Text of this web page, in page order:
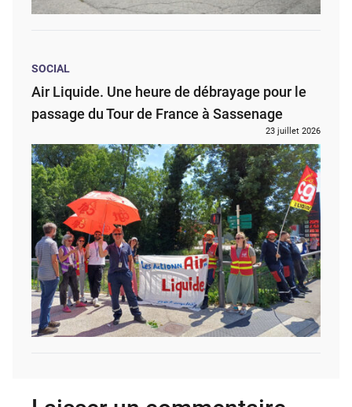
SOCIAL
Air Liquide. Une heure de débrayage pour le
passage du Tour de France à Sassenage
23 juillet 2026